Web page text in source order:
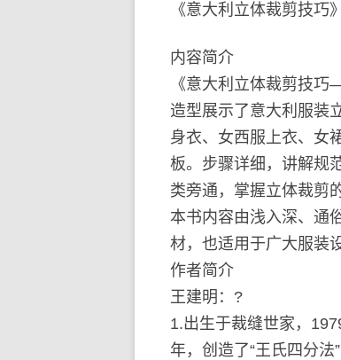
《意大利立体裁剪技
内容简介
《意大利立体裁剪技
造型展示了意大利服装
身衣、女西服上衣、女
板。步骤详细，讲解规
类旁通，掌握立体裁剪
本书内容由浅入深、通
材，也适用于广大服装
作者简介
王建明：?
1.出生于裁缝世家，
年，创造了“王氏四分法”